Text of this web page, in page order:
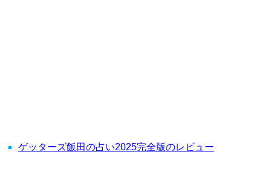
ゲッターズ飯田の占い2025完全版のレビュー